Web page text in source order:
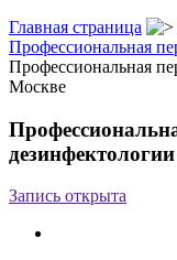
Главная страница
Профессиональная
Профессиональная
Москве
Запись открыта